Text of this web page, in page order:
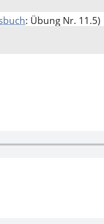
: Übung Nr. 11.5)